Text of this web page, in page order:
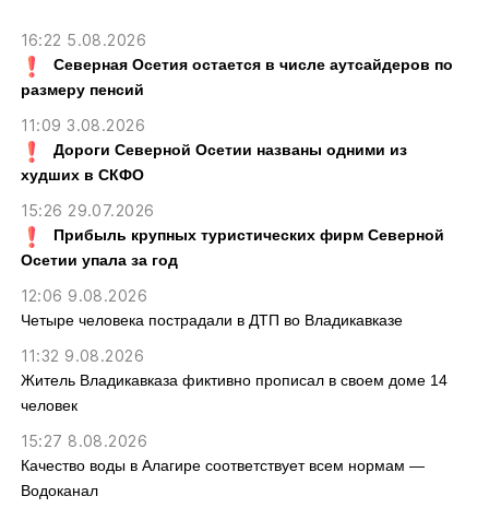
16:22 5.08.2026
Северная Осетия остается в числе аутсайдеров по
размеру пенсий
11:09 3.08.2026
Дороги Северной Осетии названы одними из
худших в СКФО
15:26 29.07.2026
Прибыль крупных туристических фирм Северной
Осетии упала за год
12:06 9.08.2026
Четыре человека пострадали в ДТП во Владикавказе
11:32 9.08.2026
Житель Владикавказа фиктивно прописал в своем доме 14
человек
15:27 8.08.2026
Качество воды в Алагире соответствует всем нормам —
Водоканал